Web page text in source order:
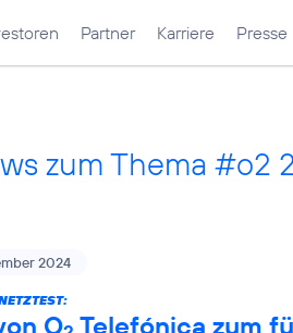
Partner Karriere Presse
zum Thema #o2
2024
O Telefónica zum